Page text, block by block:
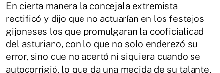
En cierta manera la concejala extremista
rectificó y dijo que no actuarían en los festejos
gijoneses los que promulgaran la cooficialidad
del asturiano, con lo que no solo enderezó su
error, sino que no acertó ni siquiera cuando se
autocorrigió, lo que da una medida de su talante,